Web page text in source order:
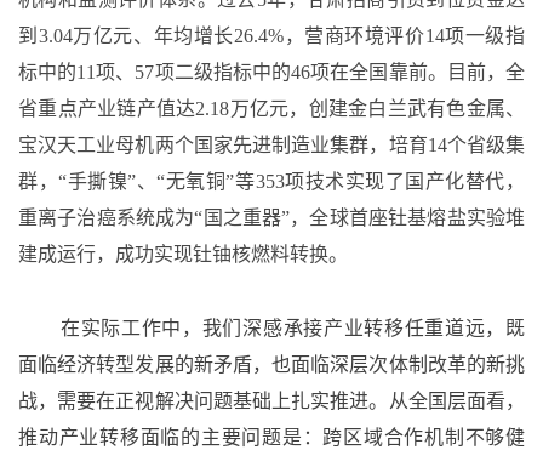
到3.04万亿元、年均增长26.4%，营商环境评价14项一级指
标中的11项、57项二级指标中的46项在全国靠前。目前，全
省重点产业链产值达2.18万亿元，创建金白兰武有色金属、
宝汉天工业母机两个国家先进制造业集群，培育14个省级集
群，“手撕镍”、“无氧铜”等353项技术实现了国产化替代，
重离子治癌系统成为“国之重器”，全球首座钍基熔盐实验堆
建成运行，成功实现钍铀核燃料转换。
在实际工作中，我们深感承接产业转移任重道远，既
面临经济转型发展的新矛盾，也面临深层次体制改革的新挑
战，需要在正视解决问题基础上扎实推进。从全国层面看，
推动产业转移面临的主要问题是：跨区域合作机制不够健